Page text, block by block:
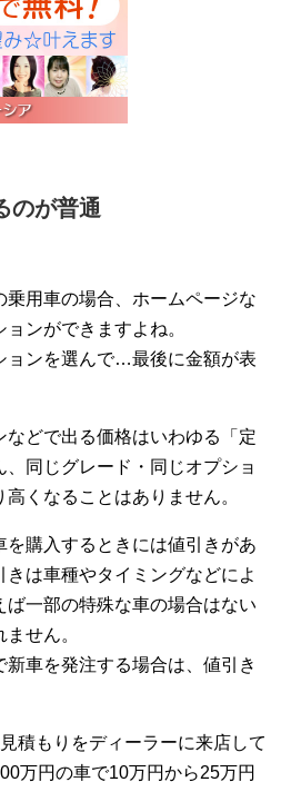
のが普通
用車の場合、ホームページな
ンができますよね。
ョンを選んで…最後に金額が表
などで出る価格はいわゆる「定
同じグレード・同じオプショ
くなることはありません。
購入するときには値引きがあ
は車種やタイミングなどによ
ば一部の特殊な車の場合はない
せん。
車を発注する場合は、値引き
積もりをディーラーに来店して
万円の車で10万円から25万円